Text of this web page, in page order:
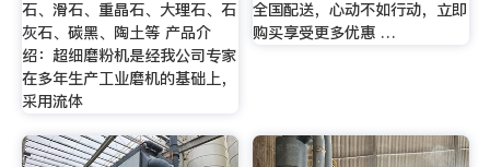
石、滑石、重晶石、大理石、石
灰石、碳黑、陶土等 产品介
绍：超细磨粉机是经我公司专家
在多年生产工业磨机的基础上，
采用流体
全国配送，心动不如行动，立即
购买享受更多优惠 …